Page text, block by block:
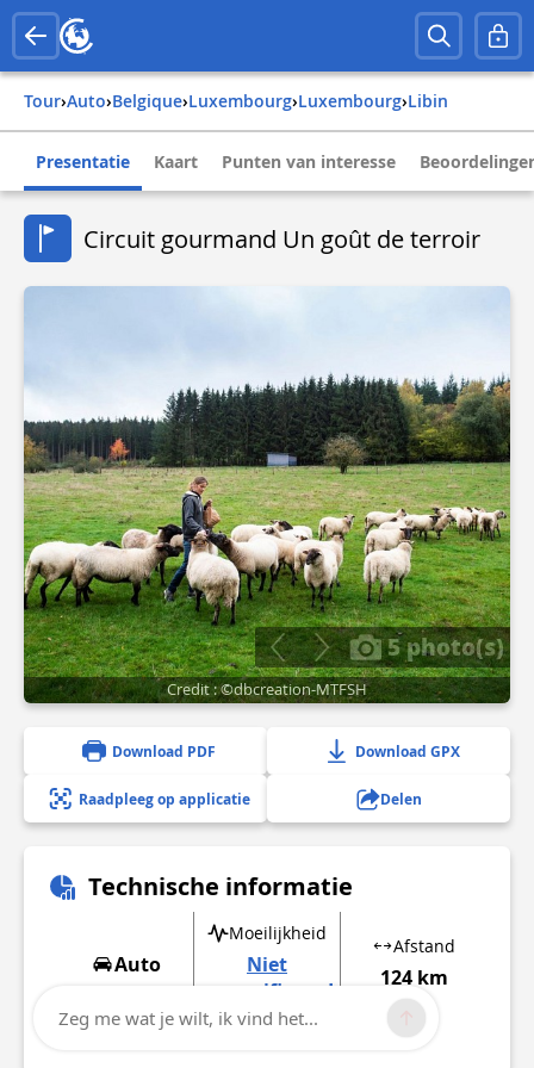
Tour› Auto› belgique› luxembourg› luxembourg› libin
Presentatie Kaart Punten van interesse
Circuit gourmand Un goût de terroir
5 photo(s)
Credit : ©dbcreation-MTFSH
Download PDF Download GPX
Raadpleeg op applicatie Delen
Technische informatie
Auto
Moeilijkheid
Niet
gespecificeerd
Afstand
124 km
Zeg me wat je wilt, ik vind het...